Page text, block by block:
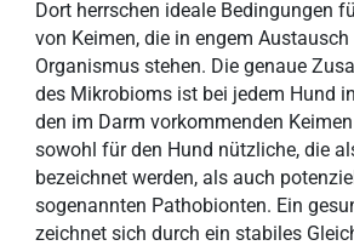
Dort herrschen ideale Bedingungen
von Keimen, die in engem
Organismus stehen. Die genaue
des Mikrobioms ist bei jedem Hund
den im Darm vorkommenden
sowohl für den Hund nützliche, die
bezeichnet werden, als auch
sogenannten Pathobionten. Ein
zeichnet sich durch ein stabiles